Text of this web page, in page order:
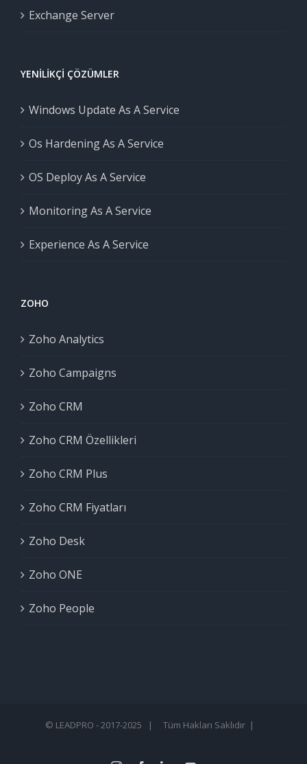
Exchange Server
YENILIKÇI ÇÖZÜMLER
Windows Update As A Service
Os Hardening As A Service
OS Deploy As A Service
Monitoring As A Service
Experience As A Service
ZOHO
Zoho Analytics
Zoho Campaigns
Zoho CRM
Zoho CRM Özellikleri
Zoho CRM Plus
Zoho CRM Fiyatları
Zoho Desk
Zoho ONE
Zoho People
© LEADPRO - 2017-2025 | Tüm Hakları Saklıdır |